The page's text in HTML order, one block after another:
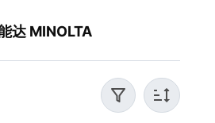
达 MINOLTA
雅虎拍卖 美能达 MINOLTA代
率结算，方便全球华人日本海
服支持，解答日淘相关问题，
妥打包，保障运输安全。无论